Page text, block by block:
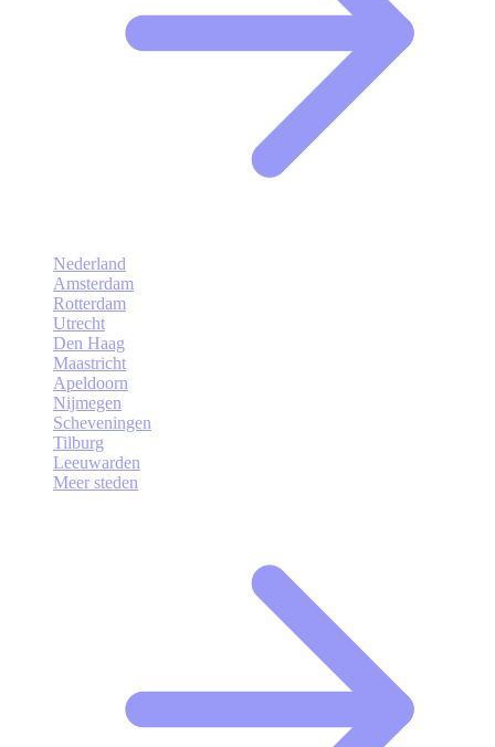
Nederland
Amsterdam
Rotterdam
Utrecht
Den Haag
Maastricht
Apeldoorn
Nijmegen
Scheveningen
Tilburg
Leeuwarden
Meer steden